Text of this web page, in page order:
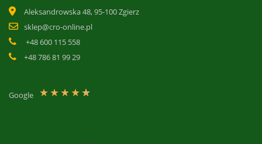
Aleksandrowska 48, 95-100 Zgierz
sklep@cro-online.pl
+48 600 115 558
+48 786 81 99 29
Google ★★★★★